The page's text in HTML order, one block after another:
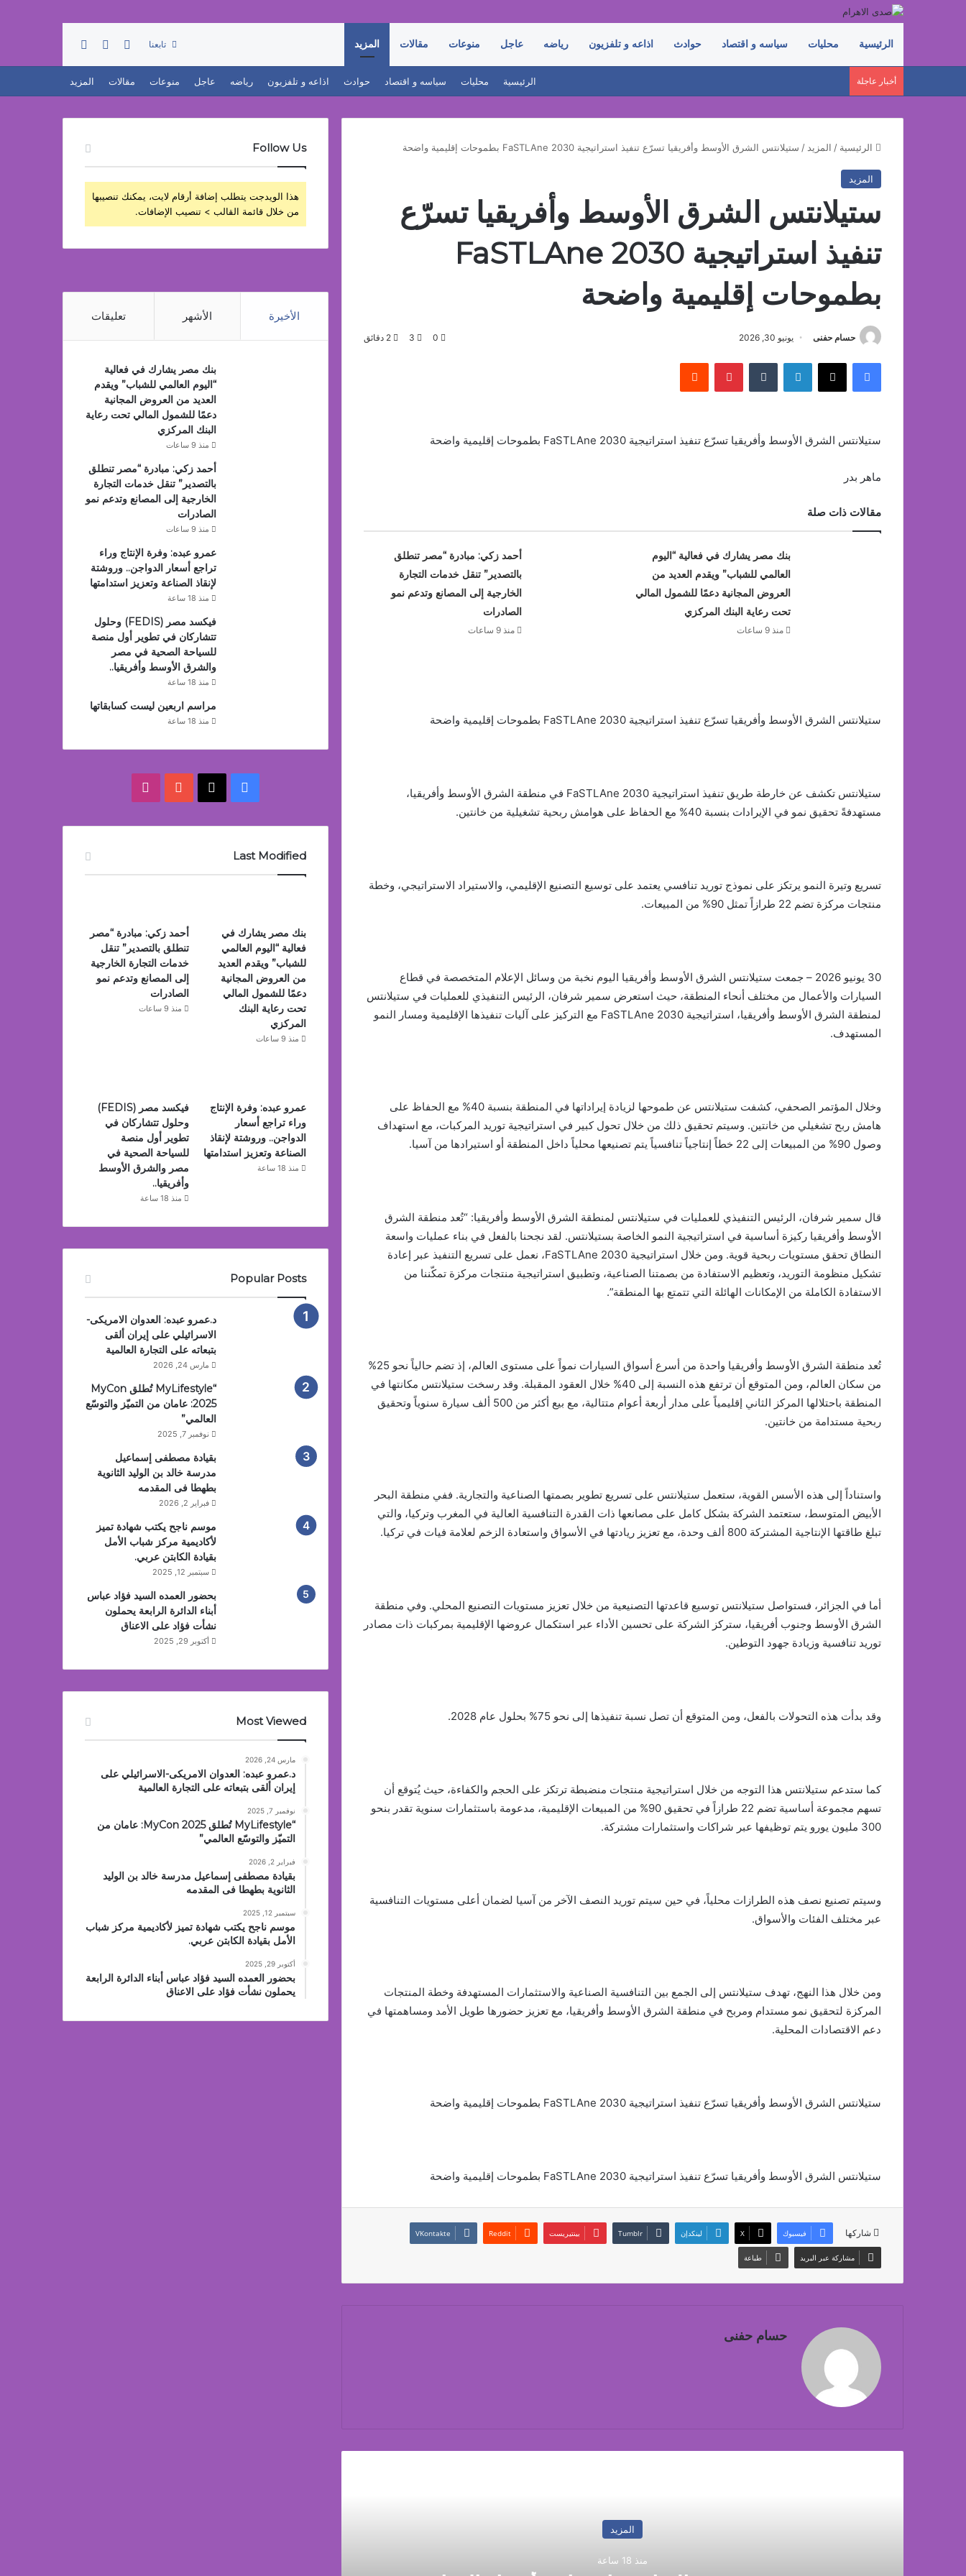
الرئيسية محليات سياسه و اقتصاد حوادث اذاعه و تلفزيون رياضه عاجل منوعات مقالات المزيد تابعنا تسجيل الدخول
إضافة عمود جانبي
أخبار عاجلة الرئيسية محليات سياسه و اقتصاد حوادث اذاعه و تلفزيون رياضه عاجل منوعات مقالات المزيد
الرئيسية / المزيد / ستيلانتس الشرق الأوسط وأفريقيا تسرّع تنفيذ استراتيجية FaSTLAne 2030 بطموحات إقليمية واضحة
المزيد
ستيلانتس الشرق الأوسط وأفريقيا تسرّع
تنفيذ استراتيجية FaSTLAne 2030
بطموحات إقليمية واضحة
حسام حفنى يونيو 30, 2026 0
3
فيسبوك ‫X لينكدإن بينتيريست
ستيلانتس الشرق الأوسط وأفريقيا تسرّع تنفيذ استراتيجية FaSTLAne 2030 بطموحات إقليمية واضحة
ماهر بدر
مقالات ذات صلة
بنك مصر يشارك في فعالية “اليوم
العالمي للشباب” ويقدم العديد من
العروض المجانية دعمًا للشمول المالي
تحت رعاية البنك المركزي
منذ 9 ساعات
أحمد زكي: مبادرة “مصر تنطلق
بالتصدير” تنقل خدمات التجارة
الخارجية إلى المصانع وتدعم نمو
الصادرات
منذ 9 ساعات
ستيلانتس الشرق الأوسط وأفريقيا تسرّع تنفيذ استراتيجية FaSTLAne 2030 بطموحات إقليمية واضحة
ستيلانتس تكشف عن خارطة طريق تنفيذ استراتيجية FaSTLAne 2030 في منطقة الشرق الأوسط وأفريقيا،
مستهدفةً تحقيق نمو في الإيرادات بنسبة 40% مع الحفاظ على هوامش ربحية تشغيلية من خانتين.
تسريع وتيرة النمو يرتكز على نموذج توريد تنافسي يعتمد على توسيع التصنيع الإقليمي، والاستيراد الاستراتيجي، وخطة
منتجات مركزة تضم 22 طرازاً تمثل 90% من المبيعات.
30 يونيو 2026 – جمعت ستيلانتس الشرق الأوسط وأفريقيا اليوم نخبة من وسائل الإعلام المتخصصة في قطاع
السيارات والأعمال من مختلف أنحاء المنطقة، حيث استعرض سمير شرفان، الرئيس التنفيذي للعمليات في ستيلانتس
لمنطقة الشرق الأوسط وأفريقيا، استراتيجية FaSTLAne 2030 مع التركيز على آليات تنفيذها الإقليمية ومسار النمو
المستهدف.
وخلال المؤتمر الصحفي، كشفت ستيلانتس عن طموحها لزيادة إيراداتها في المنطقة بنسبة 40% مع الحفاظ على
هامش ربح تشغيلي من خانتين. وسيتم تحقيق ذلك من خلال تحول كبير في استراتيجية توريد المركبات، مع استهداف
وصول 90% من المبيعات إلى 22 خطاً إنتاجياً تنافسياً يتم تصنيعها محلياً داخل المنطقة أو استيرادها من آسيا.
قال سمير شرفان، الرئيس التنفيذي للعمليات في ستيلانتس لمنطقة الشرق الأوسط وأفريقيا: “تُعد منطقة الشرق
الأوسط وأفريقيا ركيزة أساسية في استراتيجية النمو الخاصة بستيلانتس. لقد نجحنا بالفعل في بناء عمليات واسعة
النطاق تحقق مستويات ربحية قوية. ومن خلال استراتيجية FaSTLAne 2030، نعمل على تسريع التنفيذ عبر إعادة
تشكيل منظومة التوريد، وتعظيم الاستفادة من بصمتنا الصناعية، وتطبيق استراتيجية منتجات مركزة تمكّننا من
الاستفادة الكاملة من الإمكانات الهائلة التي تتمتع بها المنطقة”.
تُعد منطقة الشرق الأوسط وأفريقيا واحدة من أسرع أسواق السيارات نمواً على مستوى العالم، إذ تضم حالياً نحو 25%
من سكان العالم، ومن المتوقع أن ترتفع هذه النسبة إلى 40% خلال العقود المقبلة. وقد رسخت ستيلانتس مكانتها في
المنطقة باحتلالها المركز الثاني إقليمياً على مدار أربعة أعوام متتالية، مع بيع أكثر من 500 ألف سيارة سنوياً وتحقيق
ربحية مستدامة من خانتين.
واستناداً إلى هذه الأسس القوية، ستعمل ستيلانتس على تسريع تطوير بصمتها الصناعية والتجارية. ففي منطقة البحر
الأبيض المتوسط، ستعتمد الشركة بشكل كامل على مصانعها ذات القدرة التنافسية العالية في المغرب وتركيا، والتي
تبلغ طاقتها الإنتاجية المشتركة 800 ألف وحدة، مع تعزيز ريادتها في الأسواق واستعادة الزخم لعلامة فيات في تركيا.
أما في الجزائر، فستواصل ستيلانتس توسيع قاعدتها التصنيعية من خلال تعزيز مستويات التصنيع المحلي. وفي منطقة
الشرق الأوسط وجنوب أفريقيا، ستركز الشركة على تحسين الأداء عبر استكمال عروضها الإقليمية بمركبات ذات مصادر
توريد تنافسية وزيادة جهود التوطين.
وقد بدأت هذه التحولات بالفعل، ومن المتوقع أن تصل نسبة تنفيذها إلى نحو 75% بحلول عام 2028.
كما ستدعم ستيلانتس هذا التوجه من خلال استراتيجية منتجات منضبطة ترتكز على الحجم والكفاءة، حيث يُتوقع أن
تسهم مجموعة أساسية تضم 22 طرازاً في تحقيق 90% من المبيعات الإقليمية، مدعومة باستثمارات سنوية تقدر بنحو
300 مليون يورو يتم توظيفها عبر شراكات واستثمارات مشتركة.
وسيتم تصنيع نصف هذه الطرازات محلياً، في حين سيتم توريد النصف الآخر من آسيا لضمان أعلى مستويات التنافسية
عبر مختلف الفئات والأسواق.
ومن خلال هذا النهج، تهدف ستيلانتس إلى الجمع بين التنافسية الصناعية والاستثمارات المستهدفة وخطة المنتجات
المركزة لتحقيق نمو مستدام ومربح في منطقة الشرق الأوسط وأفريقيا، مع تعزيز حضورها طويل الأمد ومساهمتها في
دعم الاقتصادات المحلية.
ستيلانتس الشرق الأوسط وأفريقيا تسرّع تنفيذ استراتيجية FaSTLAne 2030 بطموحات إقليمية واضحة
ستيلانتس الشرق الأوسط وأفريقيا تسرّع تنفيذ استراتيجية FaSTLAne 2030 بطموحات إقليمية واضحة
شاركها فيسبوك ‫X لينكدإن بينتيريست
مشاركة عبر البريد طباعة
حسام حفنى
المزيد
منذ 18 ساعة
Follow Us
هذا الويدجت يتطلب إضافة أرقام لايت، يمكنك تنصيبها
من خلال قائمة القالب > تنصيب الإضافات.
الأخيرة الأشهر تعليقات
بنك مصر يشارك في فعالية
“اليوم العالمي للشباب” ويقدم
العديد من العروض المجانية
دعمًا للشمول المالي تحت رعاية
البنك المركزي
منذ 9 ساعات
أحمد زكي: مبادرة “مصر تنطلق
بالتصدير” تنقل خدمات التجارة
الخارجية إلى المصانع وتدعم نمو
الصادرات
منذ 9 ساعات
عمرو عبده: وفرة الإنتاج وراء
تراجع أسعار الدواجن.. وروشتة
لإنقاذ الصناعة وتعزيز استدامتها
منذ 18 ساعة
فيكسد مصر (FEDIS) وحلول
تتشاركان في تطوير أول منصة
للسياحة الصحية في مصر
والشرق الأوسط وأفريقيا..
منذ 18 ساعة
مراسم اربعين ليست كسابقاتها
منذ 18 ساعة
فيسبوك
‫X
‫YouTubeانستقرام
Last Modified
بنك مصر يشارك في
فعالية “اليوم العالمي
للشباب” ويقدم العديد
من العروض المجانية
دعمًا للشمول المالي
تحت رعاية البنك
المركزي
منذ 9 ساعات
أحمد زكي: مبادرة “مصر
تنطلق بالتصدير” تنقل
خدمات التجارة الخارجية
إلى المصانع وتدعم نمو
الصادرات
منذ 9 ساعات
عمرو عبده: وفرة الإنتاج
وراء تراجع أسعار
الدواجن.. وروشتة لإنقاذ
الصناعة وتعزيز استدامتها
منذ 18 ساعة
فيكسد مصر (FEDIS)
وحلول تتشاركان في
تطوير أول منصة
للسياحة الصحية في
مصر والشرق الأوسط
وأفريقيا..
منذ 18 ساعة
Popular Posts
د.عمرو عبده: العدوان الامريكى-
الاسرائيلي على إيران ألقى
بتبعاته على التجارة العالمية
مارس 24, 2026
“MyLifestyle تُطلق MyCon
2025: عامان من التميّز والتوسّع
العالمي”
نوفمبر 7, 2025
بقيادة مصطفى إسماعيل
مدرسة خالد بن الوليد الثانوية
بطهطا فى المقدمه
فبراير 2, 2026
موسم ناجح يكتب شهادة تميز
لأكاديمية مركز شباب الأمل
بقيادة الكابتن عربي.
سبتمبر 12, 2025
بحضور العمده السيد فؤاد عباس
أبناء الدائرة الرابعة يحملون
نشأت فؤاد على الاعناق
أكتوبر 29, 2025
Most Viewed
مارس 24, 2026
د.عمرو عبده: العدوان الامريكى-الاسرائيلي على
إيران ألقى بتبعاته على التجارة العالمية
نوفمبر 7, 2025
“MyLifestyle تُطلق MyCon 2025: عامان من
التميّز والتوسّع العالمي”
فبراير 2, 2026
بقيادة مصطفى إسماعيل مدرسة خالد بن الوليد
الثانوية بطهطا فى المقدمه
سبتمبر 12, 2025
موسم ناجح يكتب شهادة تميز لأكاديمية مركز شباب
الأمل بقيادة الكابتن عربي.
أكتوبر 29, 2025
بحضور العمده السيد فؤاد عباس أبناء الدائرة الرابعة
يحملون نشأت فؤاد على الاعناق